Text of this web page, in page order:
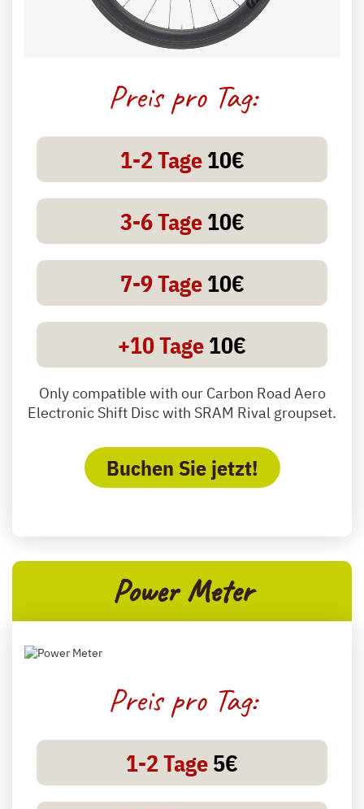
Preis pro Tag:
1-2 Tage10€
3-6 Tage10€
7-9 Tage10€
+10 Tage10€
Only compatible with our Carbon Road Aero
Electronic Shift Disc with SRAM Rival groupset.
Buchen Sie jetzt!
Power Meter
Preis pro Tag:
1-2 Tage5€